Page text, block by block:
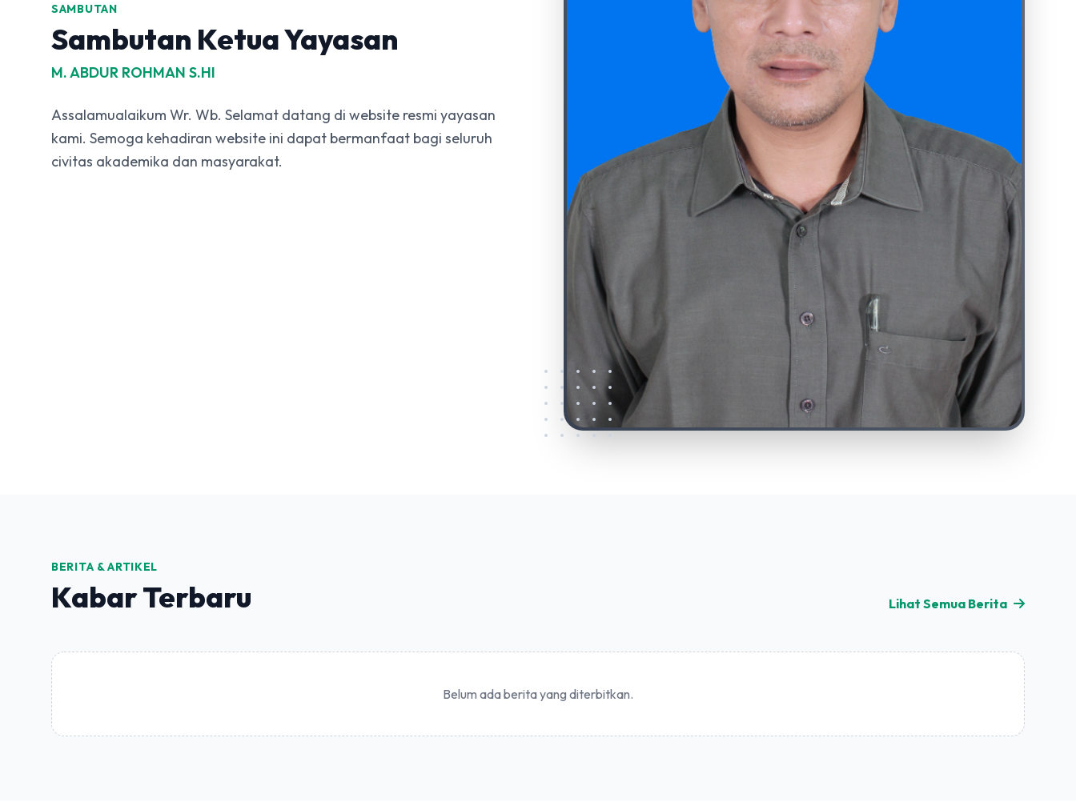
SAMBUTAN
Sambutan Ketua Yayasan
M. ABDUR ROHMAN S.HI
Assalamualaikum Wr. Wb. Selamat datang di website resmi yayasan
kami. Semoga kehadiran website ini dapat bermanfaat bagi seluruh
civitas akademika dan masyarakat.
BERITA & ARTIKEL
Kabar Terbaru Lihat Semua Berita
Belum ada berita yang diterbitkan.